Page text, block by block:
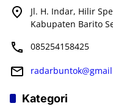
Jl. H. Indar, Hilir
Kabupaten Barito
085254158425
Kategori